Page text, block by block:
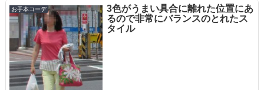
お手本コーデ
3色がうまい具合に離れた位置にあ
るので非常にバランスのとれたス
タイル